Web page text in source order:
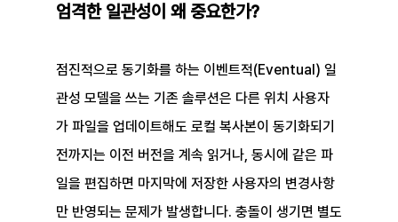
엄격한 일관성이 왜 중요한가?
점진적으로 동기화를 하는 이벤트적(Eventual) 일
관성 모델을 쓰는 기존 솔루션은 다른 위치 사용자
가 파일을 업데이트해도 로컬 복사본이 동기화되기
전까지는 이전 버전을 계속 읽거나, 동시에 같은 파
일을 편집하면 마지막에 저장한 사용자의 변경사항
만 반영되는 문제가 발생합니다. 충돌이 생기면 별도